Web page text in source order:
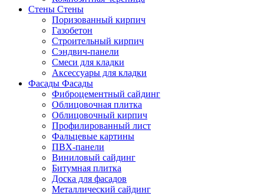
Стены Стены
Поризованный кирпич
Газобетон
Строительный кирпич
Сэндвич-панели
Смеси для кладки
Аксессуары для кладки
Фасады Фасады
Фиброцементный сайдинг
Облицовочная плитка
Облицовочный кирпич
Профилированный лист
Фальцевые картины
ПВХ-панели
Виниловый сайдинг
Битумная плитка
Доска для фасадов
Металлический сайдинг